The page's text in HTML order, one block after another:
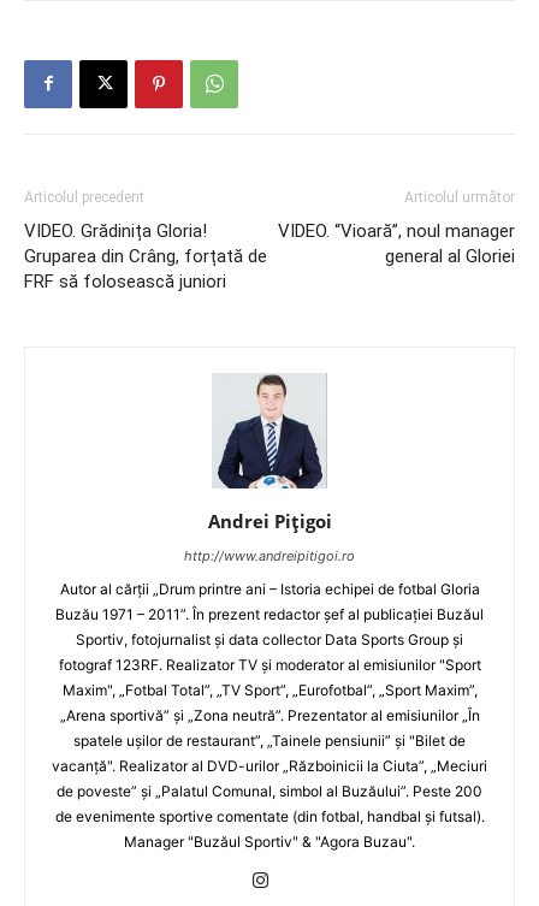
Articolul precedent
VIDEO. Grădinița Gloria!
Gruparea din Crâng, forțată de
FRF să folosească juniori
Articolul următor
VIDEO. “Vioară”, noul manager
general al Gloriei
Andrei Pițigoi
http://www.andreipitigoi.ro
Autor al cărţii „Drum printre ani – Istoria echipei de fotbal Gloria
Buzău 1971 – 2011”. În prezent redactor şef al publicaţiei Buzăul
Sportiv, fotojurnalist şi data collector Data Sports Group şi
fotograf 123RF. Realizator TV şi moderator al emisiunilor "Sport
Maxim", „Fotbal Total”, „TV Sport”, „Eurofotbal”, „Sport Maxim”,
„Arena sportivă” şi „Zona neutră”. Prezentator al emisiunilor „În
spatele uşilor de restaurant”, „Tainele pensiunii” şi "Bilet de
vacanţă". Realizator al DVD-urilor „Războinicii la Ciuta”, „Meciuri
de poveste” şi „Palatul Comunal, simbol al Buzăului”. Peste 200
de evenimente sportive comentate (din fotbal, handbal şi futsal).
Manager "Buzăul Sportiv" & "Agora Buzau".